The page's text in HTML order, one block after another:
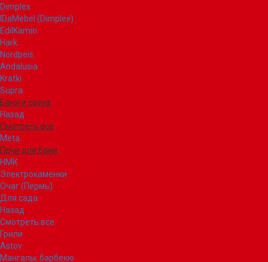
Dimplex
IDaMebel (Dimplex)
EdilKamin
Hark
Nordpeis
Andalusia
Kratki
Supra
Баня и сауна
Назад
Смотреть все
Meta
Печи для бани
НМК
Электрокаменки
Очаг (Пермь)
Для сада
Назад
Смотреть все
Грили
Astov
Мангалы, барбекю